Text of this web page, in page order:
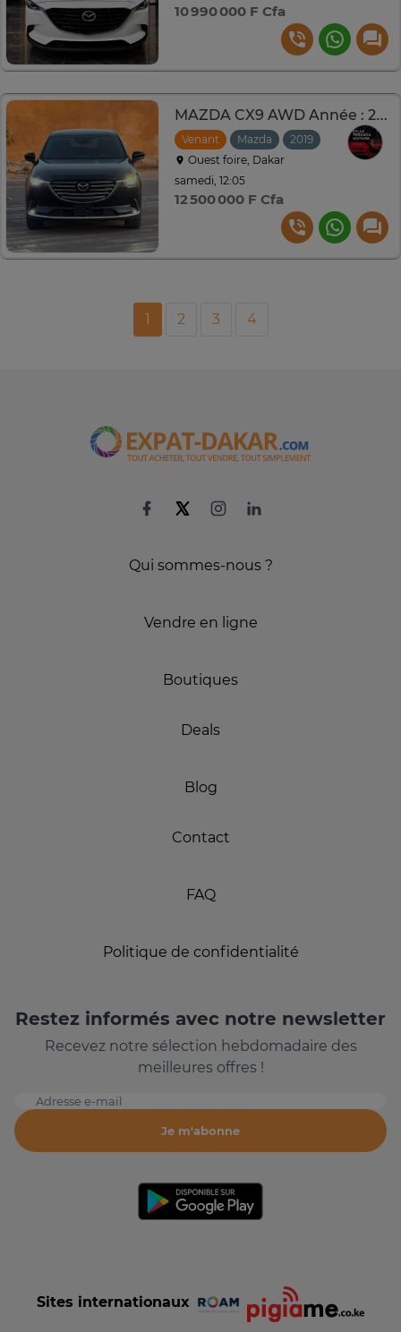
10 990 000 F Cfa
MAZDA CX9 AWD Année : 2019
Venant Mazda 2019
Ouest foire, Dakar
samedi, 12:05
12 500 000 F Cfa
1 2 3 4
Qui sommes-nous ?
Vendre en ligne
Boutiques
Deals
Blog
Contact
FAQ
Politique de confidentialité
Restez informés avec notre newsletter
Recevez notre sélection hebdomadaire des
meilleures offres !
Adresse e-mail
Je m'abonne
Sites internationaux